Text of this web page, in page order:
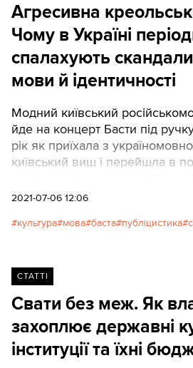
Агресивна
Чому в Україні
спалахують
мови й ідентичності
Модний київський
йде на концерт Басти під
рік як приїхала з
київський виш і перейшла в
прямують в «Ілюзіон» на показ
2021-07-06 12:06
культура мова баста публіцистика
СТАТТІ
Свати без меж. Як
захоплює державні
інституції та їхні